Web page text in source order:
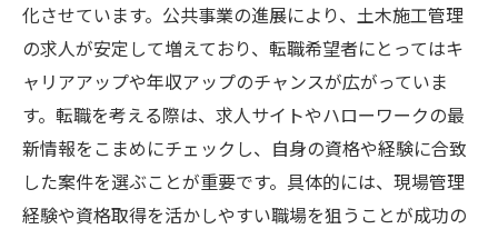
転職時に押さえたい給与アップの秘訣
土木施工管理募集で収入を伸ばす具体策
資格が活きる土木施工管理の転職戦略
資格取得が有利に働く土木施工管理募集
転職で活きる土木施工管理技士の強み
資格を武器にした転職戦略の立て方
化させています。公共事業の進展により、土木施工管理
の求人が安定して増えており、転職希望者にとってはキ
ャリアアップや年収アップのチャンスが広がっていま
す。転職を考える際は、求人サイトやハローワークの最
新情報をこまめにチェックし、自身の資格や経験に合致
した案件を選ぶことが重要です。具体的には、現場管理
経験や資格取得を活かしやすい職場を狙うことが成功の